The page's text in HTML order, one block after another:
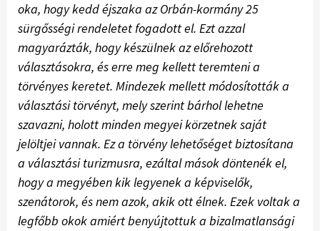
oka, hogy kedd éjszaka az Orbán-kormány 25
sürgősségi rendeletet fogadott el. Ezt azzal
magyarázták, hogy készülnek az előrehozott
választásokra, és erre meg kellett teremteni a
törvényes keretet. Mindezek mellett módosították a
választási törvényt, mely szerint bárhol lehetne
szavazni, holott minden megyei körzetnek saját
jelöltjei vannak. Ez a törvény lehetőséget biztosítana
a választási turizmusra, ezáltal mások döntenék el,
hogy a megyében kik legyenek a képviselők,
szenátorok, és nem azok, akik ott élnek. Ezek voltak a
legfőbb okok amiért benyújtottuk a bizalmatlansági